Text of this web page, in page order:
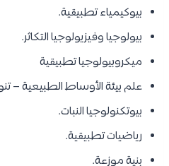
بيوكيمياء تطبيقية.
بيولوجيا وفيزيولوجيا التكاثر.
ميكروبيولوجيا تطبيقية
علم بيئة الأوساط الطبيعية –
بيوتكنولوجيا النبات.
رياضيات تطبيقية.
بنية موزعة.